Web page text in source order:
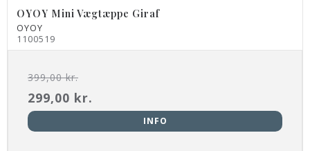
OYOY Mini Vægtæppe Giraf
OYOY
1100519
399,00 kr.
299,00 kr.
INFO